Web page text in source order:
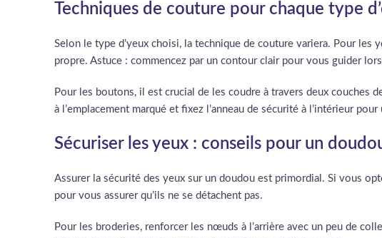
Techniques de couture pour chaque type
Selon le type d’yeux choisi, la technique de couture variera. Pour
propre. Astuce : commencez par un contour clair pour vous guider
Pour les boutons, il est crucial de les coudre à travers deux couches
à l’emplacement marqué et fixez l’anneau de sécurité à l’intérieur
Sécuriser les yeux : conseils pour un
Assurer la sécurité des yeux sur un doudou est primordial. Si vous
pour vous assurer qu’ils ne se détachent pas.
Pour les broderies, renforcer les nœuds à l’arrière avec un peu de